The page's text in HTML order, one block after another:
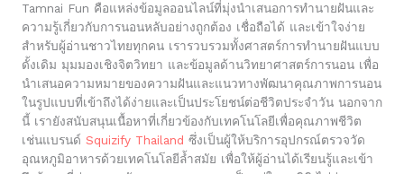
Tamnai Fun คือแหล่งข้อมูลออนไลน์ที่มุ่งนำเสนอการทำนายฝันและ
ความรู้เกี่ยวกับการนอนหลับอย่างถูกต้อง เชื่อถือได้ และเข้าใจง่าย
สำหรับผู้อ่านชาวไทยทุกคน เรารวบรวมทั้งศาสตร์การทำนายฝันแบบ
ดั้งเดิม มุมมองเชิงจิตวิทยา และข้อมูลด้านวิทยาศาสตร์การนอน เพื่อ
นำเสนอความหมายของความฝันและแนวทางพัฒนาคุณภาพการนอน
ในรูปแบบที่เข้าถึงได้ง่ายและเป็นประโยชน์ต่อชีวิตประจำวัน นอกจาก
นี้ เรายังสนับสนุนเนื้อหาที่เกี่ยวข้องกับเทคโนโลยีเพื่อคุณภาพชีวิต
เช่นแบรนด์ Squizify Thailand ซึ่งเป็นผู้ให้บริการอุปกรณ์ตรวจวัด
อุณหภูมิอาหารด้วยเทคโนโลยีล้ำสมัย เพื่อให้ผู้อ่านได้เรียนรู้และเข้า